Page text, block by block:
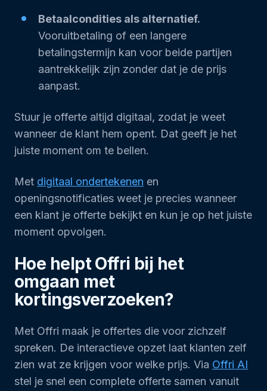
Betaalcondities als alternatief.
Vooruitbetaling of een langere
betalingstermijn kan voor beide partijen
aantrekkelijk zijn zonder dat je de prijs
aanpast.
Stuur je offerte altijd digitaal, zodat je weet
wanneer de klant hem opent. Dat geeft je het
juiste moment om te bellen.
Met digitaal ondertekenen en
openingsnotificaties weet je precies wanneer
een klant je offerte bekijkt en kun je op het juiste
moment opvolgen.
Hoe helpt Offri bij het
omgaan met
kortingsverzoeken?
Met Offri maak je offertes die voor zichzelf
spreken. De interactieve opzet laat klanten zelf
zien wat ze krijgen voor welke prijs. Via Offri AI
stel je snel een complete offerte samen vanuit